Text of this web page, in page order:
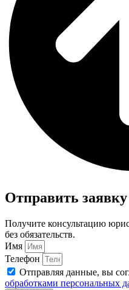
Отправить заявку
Получите консультацию
без обязательств.
Имя
Телефон
Отправляя данные, вы
обработками персональных